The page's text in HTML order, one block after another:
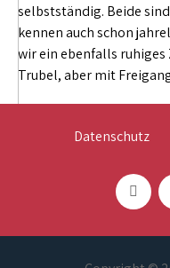
selbstständig. Beide
kennen auch schon
wir ein ebenfalls ruhiges
Trubel, aber mit
Datenschutz